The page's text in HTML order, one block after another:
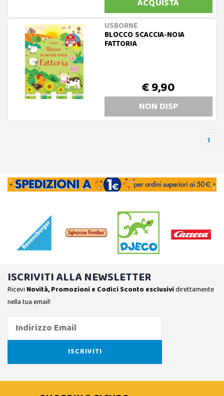
ACQUISTA
USBORNE
BLOCCO SCACCIA-NOIA
FATTORIA
€ 9,90
NON DISP
1
ISCRIVITI ALLA NEWSLETTER
Ricevi Novità, Promozioni e Codici Sconto esclusividirettamente
nella tua email!